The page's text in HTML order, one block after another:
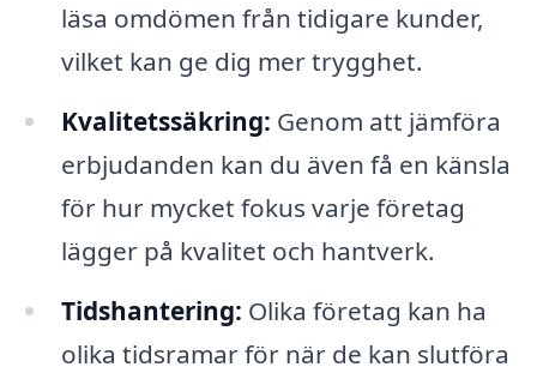
läsa omdömen från tidigare kunder,
vilket kan ge dig mer trygghet.
Kvalitetssäkring: Genom att jämföra
erbjudanden kan du även få en känsla
för hur mycket fokus varje företag
lägger på kvalitet och hantverk.
Tidshantering: Olika företag kan ha
olika tidsramar för när de kan slutföra